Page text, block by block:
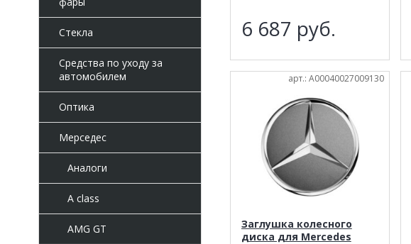
Стекла
Средства по уходу за
автомобилем
Оптика
Мерседес
Аналоги
A class
AMG GT
6 687 руб.
арт.: A00040027009130
Заглушка колесного
диска для Mercedes